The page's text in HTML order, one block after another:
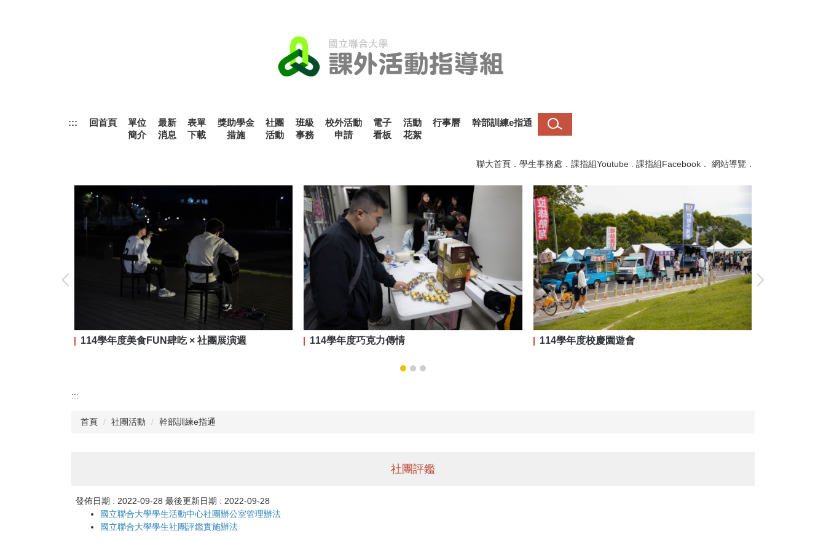
::: 回首頁
單位
簡介
最新
消息
表單
下載
獎助學金
措施
社團
活動
班級
事務
校外活動
申請
電子
看板
活動
花絮
行事曆 幹部訓練e指通
聯大首頁 ． 學生事務處 ． 課指組Youtube 課指組Facebook ． 網站導覽 ．
114學年度美食FUN肆吃 × 社團展演週 114學年度巧克力傳情 114學年度校慶園遊會
:::
首頁 社團活動 幹部訓練e指通
社團評鑑
發佈日期 : 2022-09-28 最後更新日期 : 2022-09-28
國立聯合大學學生活動中心社團辦公室管理辦法
國立聯合大學學生社團評鑑實施辦法